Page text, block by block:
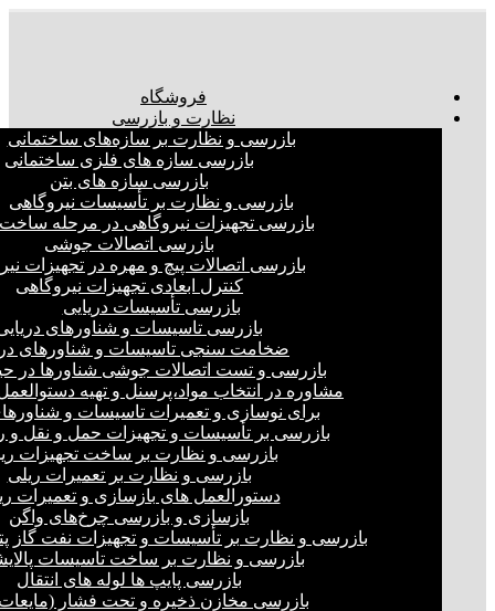
فروشگاه
نظارت و بازرسی
بازرسی و نظارت بر سازه‌های ساختمانی
بازرسی سازه های فلزی ساختمانی
بازرسی سازه های بتن
بازرسی و نظارت بر تأسیسات نیروگاهی
بازرسی تجهیزات نیروگاهی در مرحله
بازرسی اتصالات جوشی
بازرسی اتصالات پیچ و مهره در تجهیزات
کنترل ابعادی تجهیزات نیروگاهی
بازرسی تأسیسات دریایی
بازرسی تاسیسات و شناورهای
ضخامت سنجی تاسیسات و شناورهای
بازرسی و تست اتصالات جوشی شناورها در
مشاوره در انتخاب مواد،پرسنل و تهیه
برای نوسازی و تعمیرات تاسیسات و
بازرسی بر تأسیسات و تجهیزات حمل و نقل و
بازرسی و نظارت بر ساخت تجهیزات
بازرسی و نظارت بر تعمیرات ریلی
دستورالعمل های بازسازی و تعمیرات
بازسازی و بازرسی چرخ‌های واگن
بازرسی و نظارت بر تأسیسات و تجهیزات نفت گاز
بازرسی و نظارت بر ساخت تاسیسات
بازرسی پایپ ها لوله های انتقال
بازرسی مخازن ذخیره و تحت فشار